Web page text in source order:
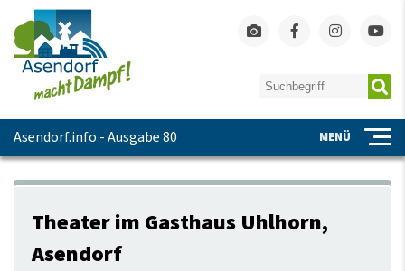
Asendorf.info - Ausgabe 80 MENÜ
Theater im Gasthaus Uhlhorn,
Asendorf